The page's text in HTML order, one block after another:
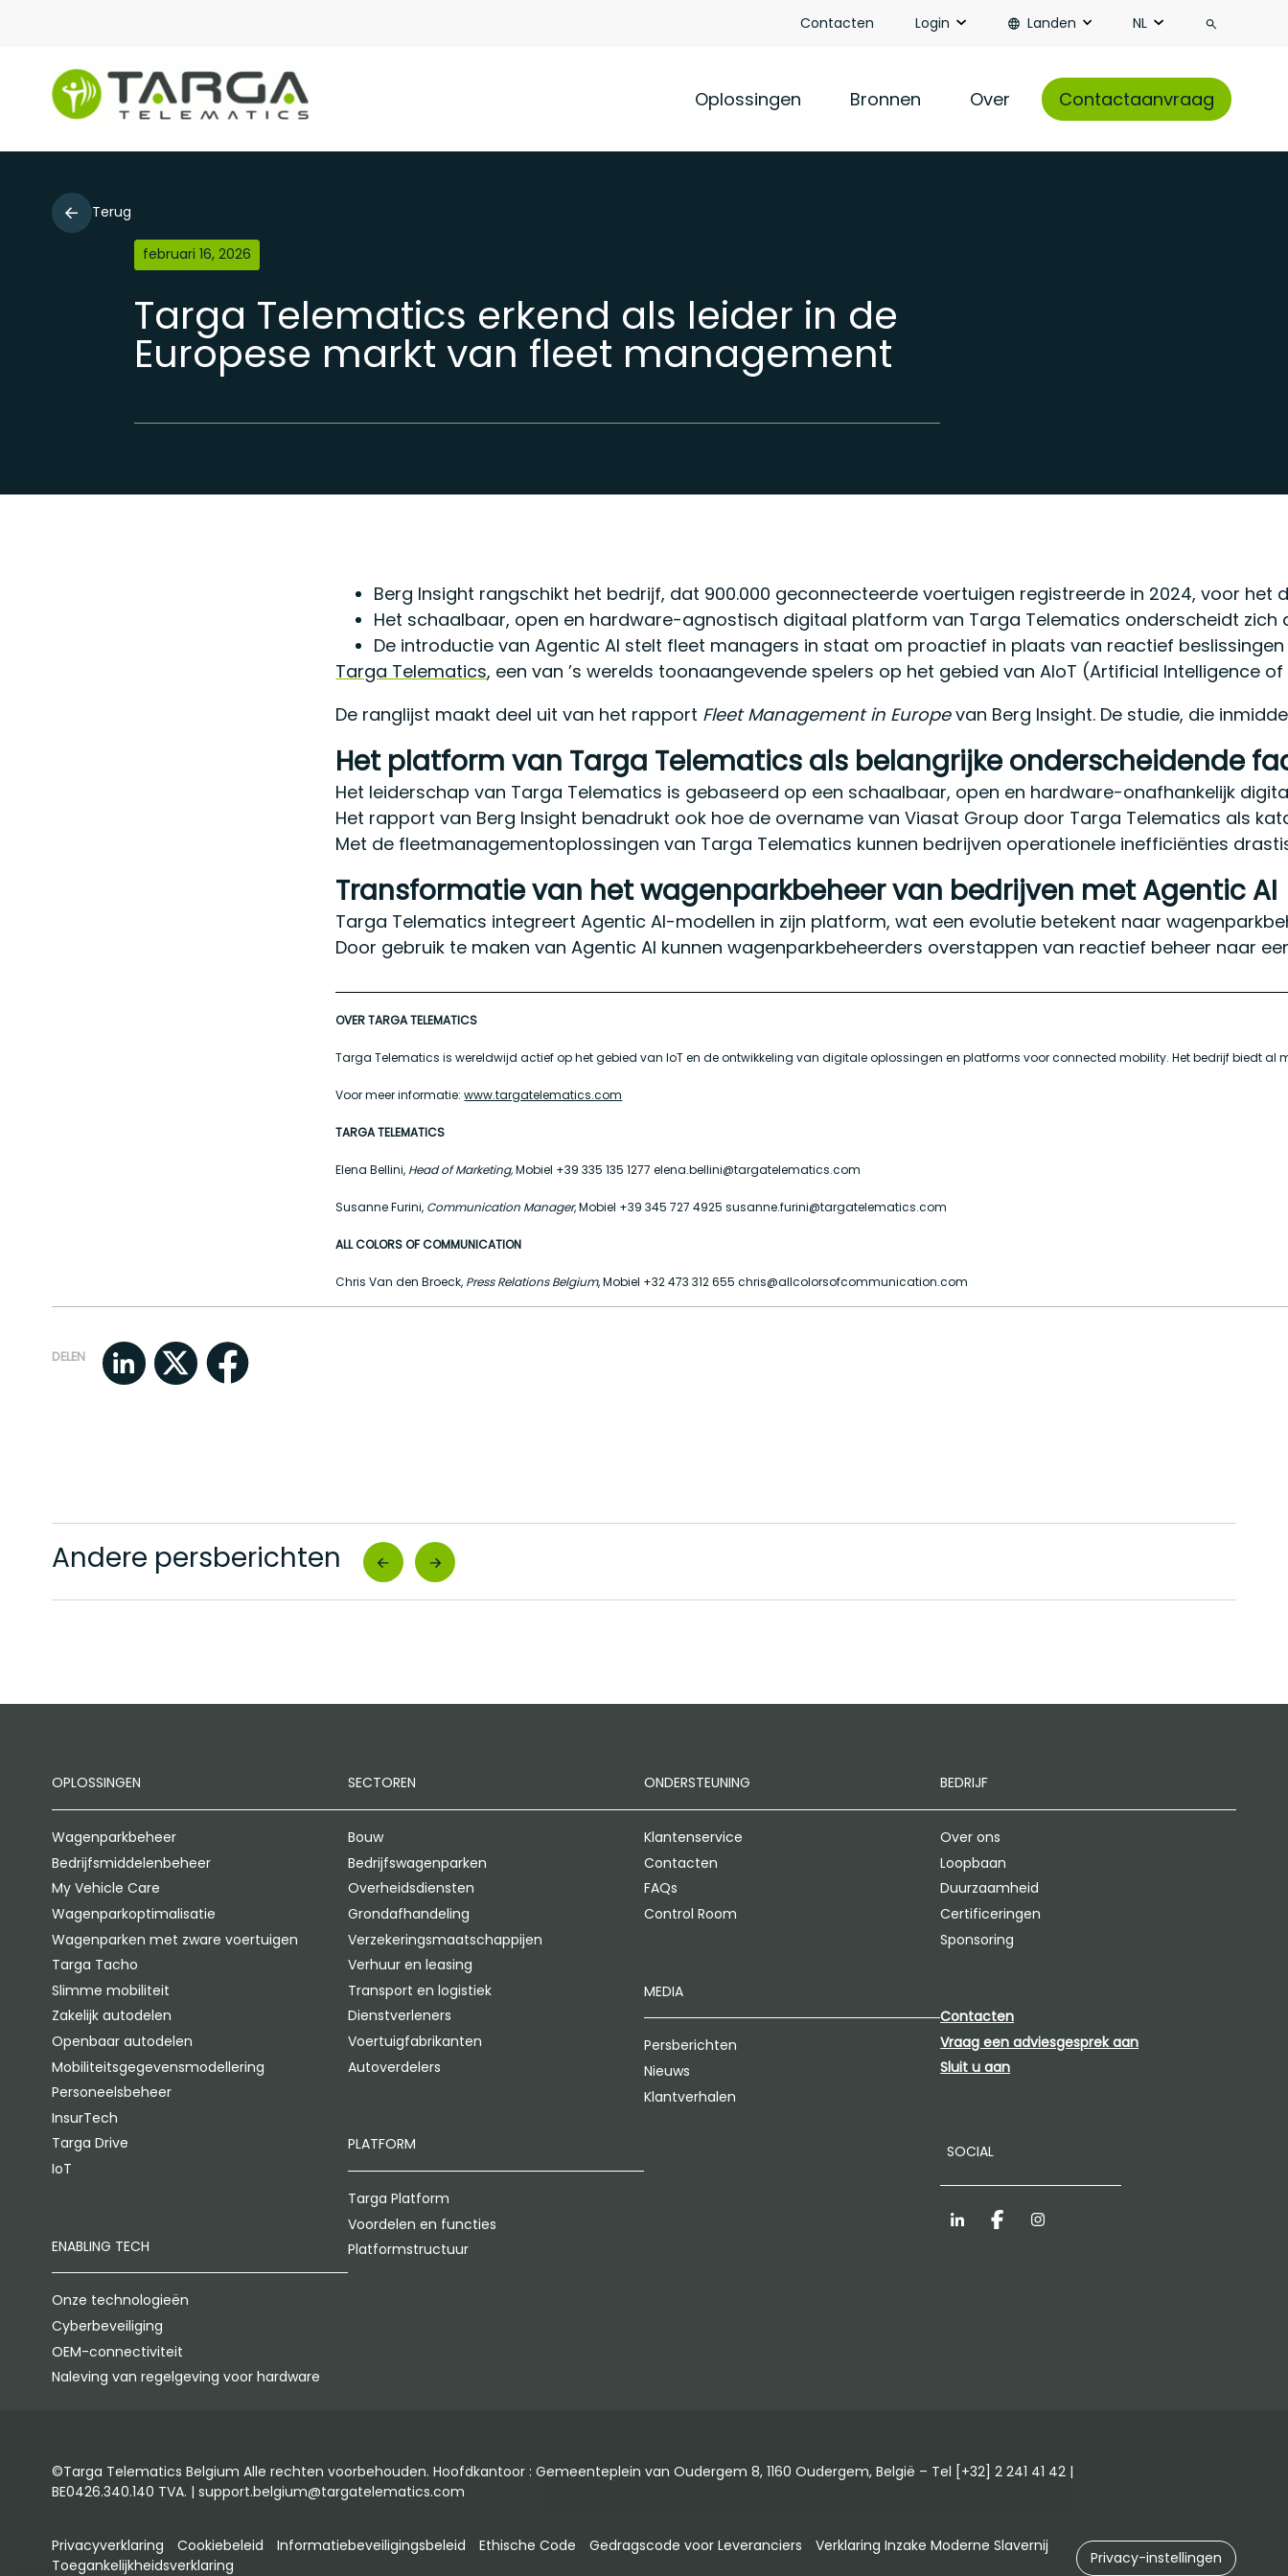
Contacten Login Landen NL
Oplossingen Bronnen Over Contactaanvraag
Terug
februari 16, 2026
Targa Telematics erkend als leider in de
Europese markt van fleet management
Berg Insight rangschikt het bedrijf, dat 900.000 geconnecteerde voertuigen registreerde in 2024, voor het
Het schaalbaar, open en hardware-agnostisch digitaal platform van Targa Telematics onderscheidt zich
De introductie van Agentic AI stelt fleet managers in staat om proactief in plaats van reactief beslissingen
Targa Telematics, een van ’s werelds toonaangevende spelers op het gebied van AIoT (Artificial
De ranglijst maakt deel uit van het rapport Fleet Management in Europevan Berg Insight. De studie, die
Het platform van Targa Telematics als belangrijke onderscheidende
Het leiderschap van Targa Telematics is gebaseerd op een schaalbaar, open en hardware-onafhankelijk
Het rapport van Berg Insight benadrukt ook hoe de overname van Viasat Group door Targa Telematics als
Met de fleetmanagementoplossingen van Targa Telematics kunnen bedrijven operationele inefficiënties
Transformatie van het wagenparkbeheer van bedrijven met Agentic AI
Targa Telematics integreert Agentic AI-modellen in zijn platform, wat een evolutie betekent naar
Door gebruik te maken van Agentic AI kunnen wagenparkbeheerders overstappen van reactief beheer
OVER TARGA TELEMATICS
Targa Telematics is wereldwijd actief op het gebied van IoT en de ontwikkeling van digitale oplossingen en platforms voor connected mobility. Het bedrijf biedt
Voor meer informatie:www.targatelematics.com
TARGA TELEMATICS
Elena Bellini, Head of Marketing,Mobiel +39 335 135 1277 elena.bellini@targatelematics.com
Susanne Furini, Communication Manager, Mobiel +39 345 727 4925 susanne.furini@targatelematics.com
ALL COLORS OF COMMUNICATION
Chris Van den Broeck, Press Relations Belgium, Mobiel +32 473 312 655 chris@allcolorsofcommunication.com
DELEN
Andere persberichten
OPLOSSINGEN
Wagenparkbeheer
Bedrijfsmiddelenbeheer
My Vehicle Care
Wagenparkoptimalisatie
Wagenparken met zware voertuigen
Targa Tacho
Slimme mobiliteit
Zakelijk autodelen
Openbaar autodelen
Mobiliteitsgegevensmodellering
Personeelsbeheer
InsurTech
Targa Drive
IoT
ENABLING TECH
Onze technologieën
Cyberbeveiliging
OEM-connectiviteit
Naleving van regelgeving voor hardware
SECTOREN
Bouw
Bedrijfswagenparken
Overheidsdiensten
Grondafhandeling
Verzekeringsmaatschappijen
Verhuur en leasing
Transport en logistiek
Dienstverleners
Voertuigfabrikanten
Autoverdelers
PLATFORM
Targa Platform
Voordelen en functies
Platformstructuur
ONDERSTEUNING
Klantenservice
Contacten
FAQs
Control Room
MEDIA
Persberichten
Nieuws
Klantverhalen
BEDRIJF
Over ons
Loopbaan
Duurzaamheid
Certificeringen
Sponsoring
Contacten
Vraag een adviesgesprek aan
Sluit u aan
SOCIAL
LinkedInFacebookInstagram
©Targa Telematics Belgium Alle rechten voorbehouden. Hoofdkantoor : Gemeenteplein van Oudergem 8, 1160 Oudergem, België – Tel [+32] 2 241 41 42 |
BE0426.340.140 TVA. | support.belgium@targatelematics.com
Privacyverklaring Cookiebeleid Informatiebeveiligingsbeleid Ethische Code Gedragscode voor Leveranciers
Verklaring Inzake Moderne Slavernij
Toegankelijkheidsverklaring
Privacy-instellingen